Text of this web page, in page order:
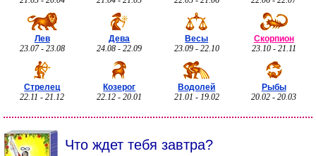
Лев
23.07 - 23.08
Дева
24.08 - 22.09
Весы
23.09 - 22.10
Скорпион
23.10 - 21.11
Стрелец
22.11 - 21.12
Козерог
22.12 - 20.01
Водолей
21.01 - 19.02
Рыбы
20.02 - 20.03
Что ждет тебя завтра?